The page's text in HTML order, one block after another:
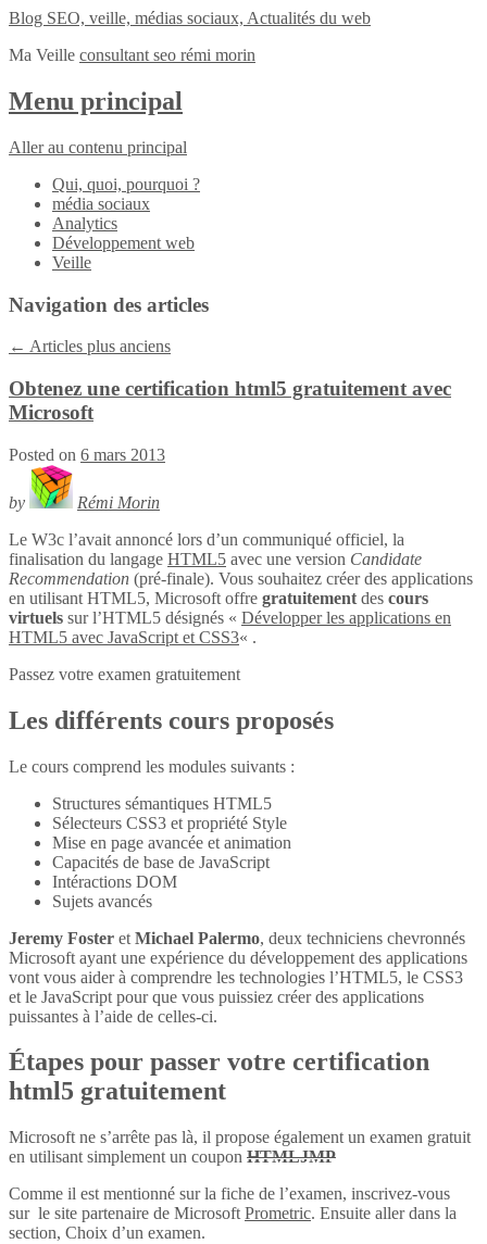
Blog SEO, veille, médias sociaux, Actualités du web
Ma Veille consultant seo rémi morin
Menu principal
Aller au contenu principal
Qui, quoi, pourquoi ?
média sociaux
Analytics
Développement web
Veille
Navigation des articles
← Articles plus anciens
Obtenez une certification html5 gratuitement avec
Microsoft
Posted on 6 mars 2013
by
Rémi Morin
Le W3c l’avait annoncé lors d’un communiqué officiel, la
finalisation du langage HTML5 avec une version Candidate
Recommendation (pré-finale). Vous souhaitez créer des applications
en utilisant HTML5, Microsoft offre gratuitement des cours
virtuels sur l’HTML5 désignés « Développer les applications en
HTML5 avec JavaScript et CSS3« .
Passez votre examen gratuitement
Les différents cours proposés
Le cours comprend les modules suivants :
Structures sémantiques HTML5
Sélecteurs CSS3 et propriété Style
Mise en page avancée et animation
Capacités de base de JavaScript
Intéractions DOM
Sujets avancés
Jeremy Foster et Michael Palermo, deux techniciens chevronnés
Microsoft ayant une expérience du développement des applications
vont vous aider à comprendre les technologies l’HTML5, le CSS3
et le JavaScript pour que vous puissiez créer des applications
puissantes à l’aide de celles-ci.
Étapes pour passer votre certification
html5 gratuitement
Microsoft ne s’arrête pas là, il propose également un examen gratuit
en utilisant simplement un coupon HTMLJMP
Comme il est mentionné sur la fiche de l’examen, inscrivez-vous
sur le site partenaire de Microsoft Prometric. Ensuite aller dans la
section, Choix d’un examen.